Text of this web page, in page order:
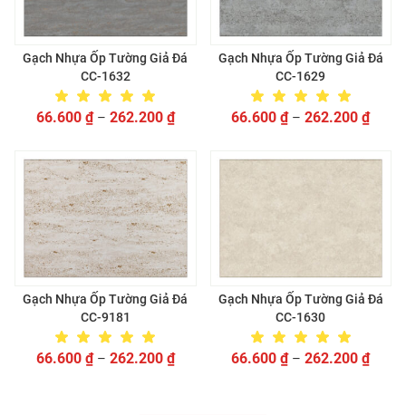
Gạch Nhựa Ốp Tường Giả Đá
CC-1632
66.600 ₫– 262.200 ₫
Gạch Nhựa Ốp Tường Giả Đá
CC-1629
66.600₫–262.200₫
Gạch Nhựa Ốp Tường Giả Đá
CC-9181
66.600 ₫– 262.200 ₫
Gạch Nhựa Ốp Tường Giả Đá
CC-1630
66.600₫–262.200₫